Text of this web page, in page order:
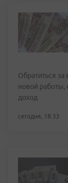
Обратиться
новой
доход
сегодня, 18:33